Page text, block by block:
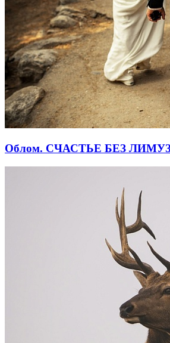
Облом. СЧАСТЬЕ БЕЗ